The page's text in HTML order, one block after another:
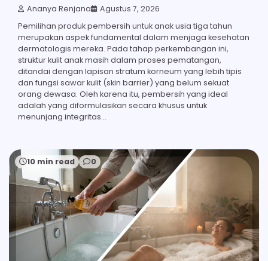
Ananya Renjana Agustus 7, 2026
Pemilihan produk pembersih untuk anak usia tiga tahun
merupakan aspek fundamental dalam menjaga kesehatan
dermatologis mereka. Pada tahap perkembangan ini,
struktur kulit anak masih dalam proses pematangan,
ditandai dengan lapisan stratum korneum yang lebih tipis
dan fungsi sawar kulit (skin barrier) yang belum sekuat
orang dewasa. Oleh karena itu, pembersih yang ideal
adalah yang diformulasikan secara khusus untuk
menunjang integritas…
10 min read 0